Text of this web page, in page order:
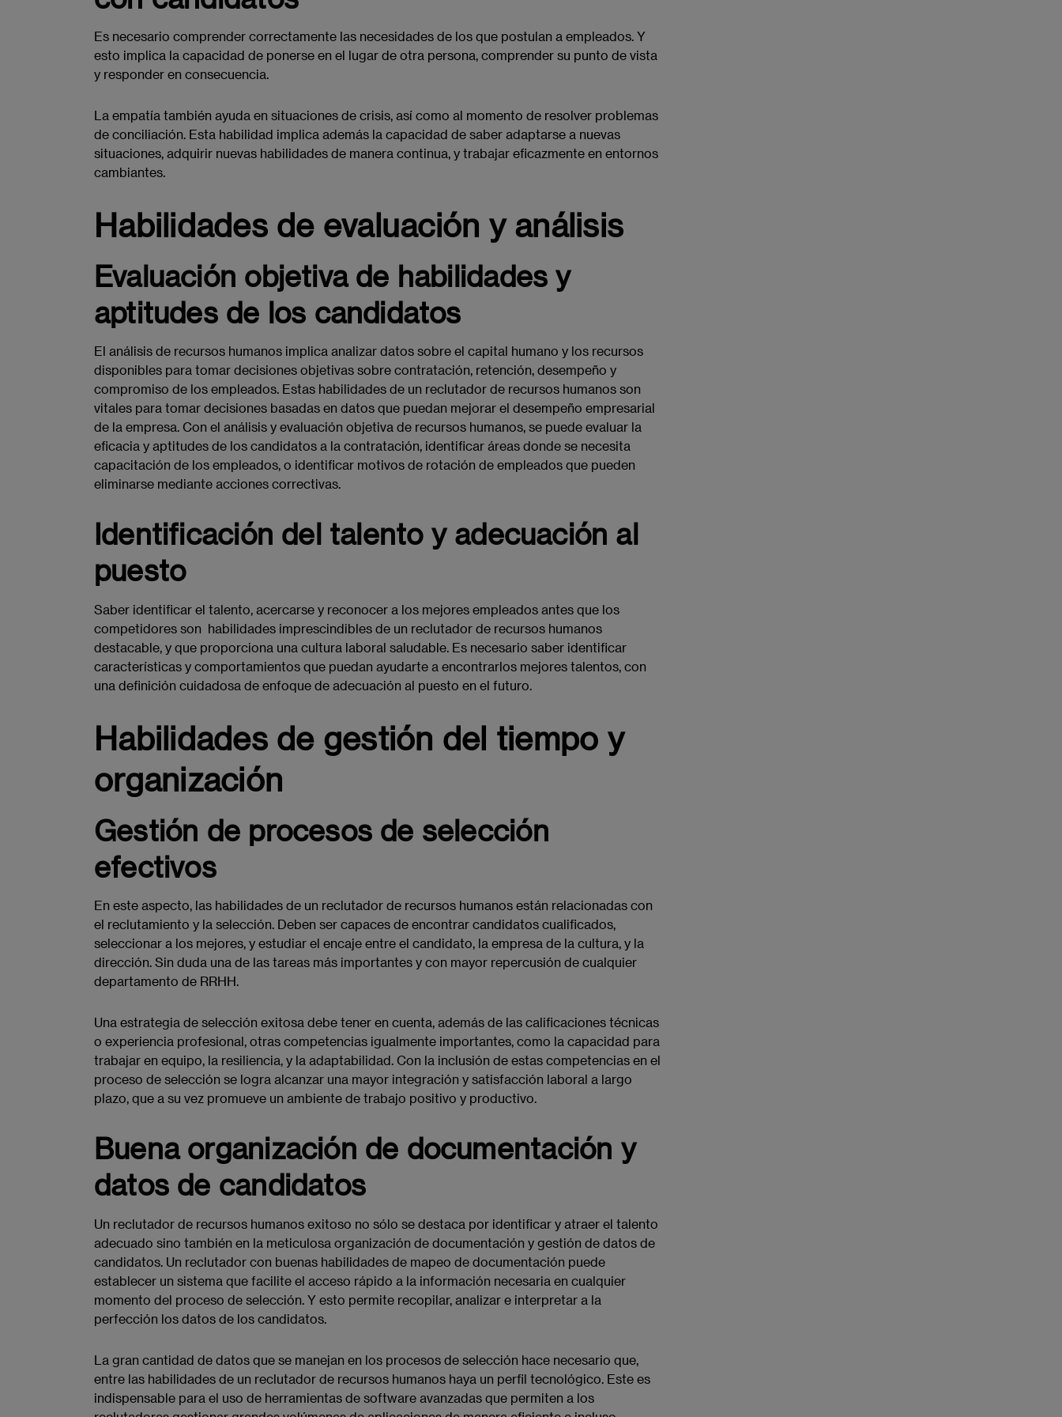
Es necesario comprender correctamente las necesidades de los que postulan a empleados. Y
esto implica la capacidad de ponerse en el lugar de otra persona, comprender su punto de vista
y responder en consecuencia.
La empatía también ayuda en situaciones de crisis, así como al momento de resolver problemas
de conciliación. Esta habilidad implica además la capacidad de saber adaptarse a nuevas
situaciones, adquirir nuevas habilidades de manera continua, y trabajar eficazmente en entornos
cambiantes.
Habilidades de evaluación y análisis
Evaluación objetiva de habilidades y
aptitudes de los candidatos
El análisis de recursos humanos implica analizar datos sobre el capital humano y los recursos
disponibles para tomar decisiones objetivas sobre contratación, retención, desempeño y
compromiso de los empleados. Estas habilidades de un reclutador de recursos humanos son
vitales para tomar decisiones basadas en datos que puedan mejorar el desempeño empresarial
de la empresa. Con el análisis y evaluación objetiva de recursos humanos, se puede evaluar la
eficacia y aptitudes de los candidatos a la contratación, identificar áreas donde se necesita
capacitación de los empleados, o identificar motivos de rotación de empleados que pueden
eliminarse mediante acciones correctivas.
Identificación del talento y adecuación al
puesto
Saber identificar el talento, acercarse y reconocer a los mejores empleados antes que los
competidores son habilidades imprescindibles de un reclutador de recursos humanos
destacable, y que proporciona una cultura laboral saludable. Es necesario saber identificar
características y comportamientos que puedan ayudarte a encontrarlos mejores talentos, con
una definición cuidadosa de enfoque de adecuación al puesto en el futuro.
Habilidades de gestión del tiempo y
organización
Gestión de procesos de selección
efectivos
En este aspecto, las habilidades de un reclutador de recursos humanos están relacionadas con
el reclutamiento y la selección. Deben ser capaces de encontrar candidatos cualificados,
seleccionar a los mejores, y estudiar el encaje entre el candidato, la empresa de la cultura, y la
dirección. Sin duda una de las tareas más importantes y con mayor repercusión de cualquier
departamento de RRHH.
Una estrategia de selección exitosa debe tener en cuenta, además de las calificaciones técnicas
o experiencia profesional, otras competencias igualmente importantes, como la capacidad para
trabajar en equipo, la resiliencia, y la adaptabilidad. Con la inclusión de estas competencias en el
proceso de selección se logra alcanzar una mayor integración y satisfacción laboral a largo
plazo, que a su vez promueve un ambiente de trabajo positivo y productivo.
Buena organización de documentación y
datos de candidatos
Un reclutador de recursos humanos exitoso no sólo se destaca por identificar y atraer el talento
adecuado sino también en la meticulosa organización de documentación y gestión de datos de
candidatos. Un reclutador con buenas habilidades de mapeo de documentación puede
establecer un sistema que facilite el acceso rápido a la información necesaria en cualquier
momento del proceso de selección. Y esto permite recopilar, analizar e interpretar a la
perfección los datos de los candidatos.
La gran cantidad de datos que se manejan en los procesos de selección hace necesario que,
entre las habilidades de un reclutador de recursos humanos haya un perfil tecnológico. Este es
indispensable para el uso de herramientas de software avanzadas que permiten a los